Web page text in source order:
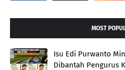
MOST
Isu Edi Purwanto
Dibantah Pengurus